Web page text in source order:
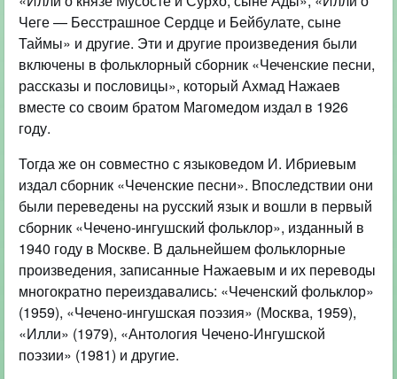
Чеге — Бесстрашное Сердце и Бейбулате, сыне
Таймы» и другие. Эти и другие произведения были
включены в фольклорный сборник «Чеченские песни,
рассказы и пословицы», который Ахмад Нажаев
вместе со своим братом Магомедом издал в 1926
году.
Тогда же он совместно с языковедом И. Ибриевым
издал сборник «Чеченские песни». Впоследствии они
были переведены на русский язык и вошли в первый
сборник «Чечено-ингушский фольклор», изданный в
1940 году в Москве. В дальнейшем фольклорные
произведения, записанные Нажаевым и их переводы
многократно переиздавались: «Чеченский фольклор»
(1959), «Чечено-ингушская поэзия» (Москва, 1959),
«Илли» (1979), «Антология Чечено-Ингушской
поэзии» (1981) и другие.